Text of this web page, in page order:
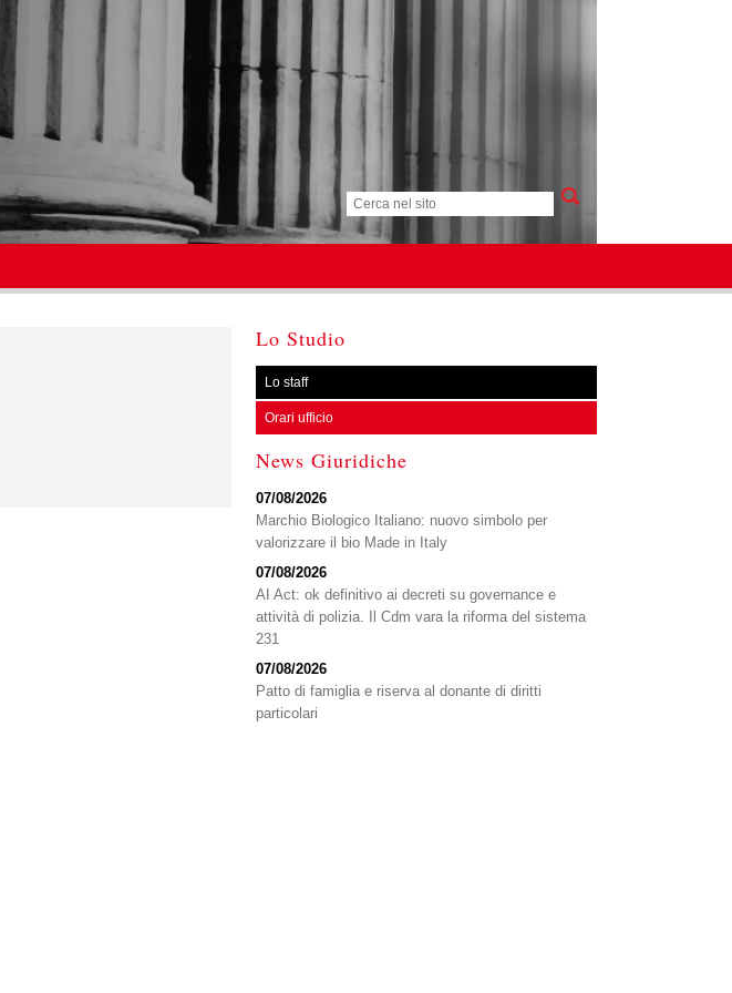
Lo Studio
Lo staff
Orari ufficio
News Giuridiche
07/08/2026
Marchio Biologico Italiano: nuovo simbolo per
valorizzare il bio Made in Italy
07/08/2026
AI Act: ok definitivo ai decreti su governance e
attività di polizia. Il Cdm vara la riforma del sistema
231
07/08/2026
Patto di famiglia e riserva al donante di diritti
particolari